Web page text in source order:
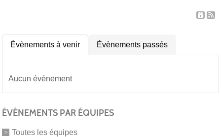
Évènements à venir Évènements passés
Aucun événement
ÉVÉNEMENTS PAR ÉQUIPES
Toutes les équipes